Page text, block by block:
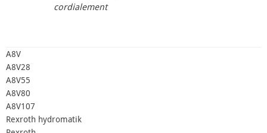
cordialement
A8V
A8V28
A8V55
A8V80
A8V107
Rexroth hydromatik